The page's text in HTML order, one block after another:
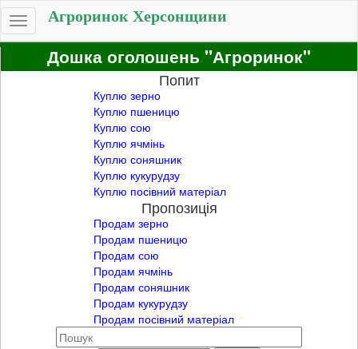
Toggle
navigation
Агроринок Херсонщини
Дошка оголошень "Агроринок"
Попит
Куплю зерно
Куплю пшеницю
Куплю сою
Куплю ячмінь
Куплю соняшник
Куплю кукурудзу
Куплю посівний матеріал
Пропозиція
Продам зерно
Продам пшеницю
Продам сою
Продам ячмінь
Продам соняшник
Продам кукурудзу
Продам посівний матеріал